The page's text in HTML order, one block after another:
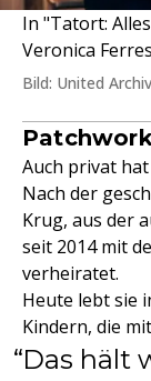
In "Tatort:
Veronica
Bild: United
Auch privat
Nach der
Krug, aus der
seit 2014 mit
verheiratet.
Heute lebt sie
Kindern, die
Das hält